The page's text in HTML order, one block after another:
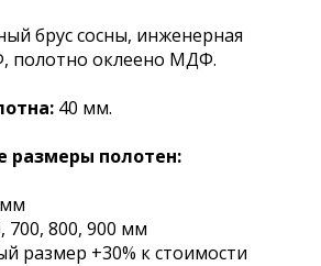
брус сосны, инженерная
полотно оклеено МДФ.
40 мм.
размеры полотен:
800, 900 мм
размер +30% к стоимости